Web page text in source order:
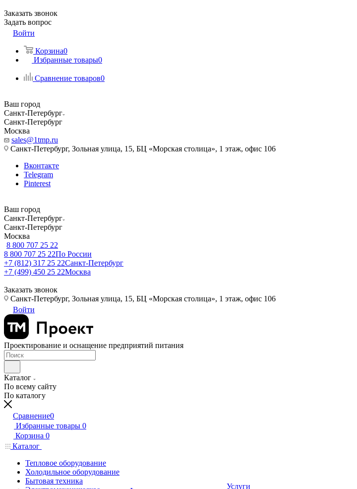
Заказать звонок
Задать вопрос
Войти
Корзина0
Избранные товары0
Сравнение товаров0
Ваш город
Санкт-Петербург
Санкт-Петербург
Москва
sales@1tmp.ru
Санкт-Петербург, Зольная улица, 15, БЦ «Морская столица», 1 этаж, офис 106
Вконтакте
Telegram
Pinterest
Ваш город
Санкт-Петербург
Санкт-Петербург
Москва
8 800 707 25 22
8 800 707 25 22По России
+7 (812) 317 25 22Санкт-Петербург
+7 (499) 450 25 22Москва
Заказать звонок
Санкт-Петербург, Зольная улица, 15, БЦ «Морская столица», 1 этаж, офис 106
Войти
Проектирование и оснащение предприятий питания
Каталог
По всему сайту
По каталогу
Сравнение0
Избранные товары 0
Корзина 0
Каталог
Тепловое оборудование
Холодильное оборудование
Бытовая техника
Услуги